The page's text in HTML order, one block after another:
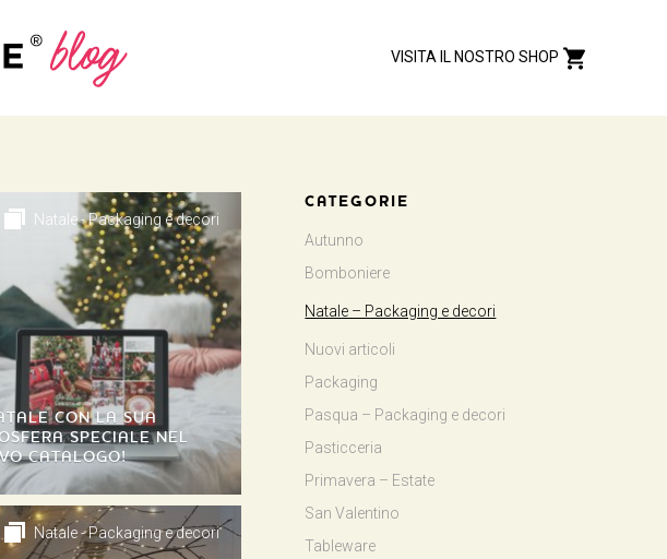
VISITA IL NOSTRO SHOP
CON LA SUA
SPECIALE NEL
CATALOGO!
Natale - Packaging e decori
Natale - Packaging e decori
CATEGORIE
Autunno
Bomboniere
Natale – Packaging e decori
Nuovi articoli
Packaging
Pasqua – Packaging e decori
Pasticceria
Primavera – Estate
San Valentino
Tableware